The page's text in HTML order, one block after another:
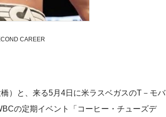
CAREER
）と、来る5月4日に米ラスベガスのT－モバ
の定期イベント「コーヒー・チューズデ